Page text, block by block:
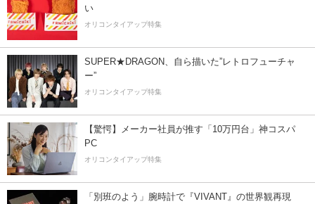
い
オリコンタイアップ特集
SUPER★DRAGON、自ら描いた”レトロフューチャ
ー”
オリコンタイアップ特集
【驚愕】メーカー社員が推す「10万円台」神コスパ
PC
オリコンタイアップ特集
「別班のよう」腕時計で『VIVANT』の世界観再現